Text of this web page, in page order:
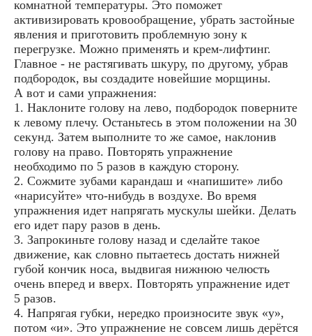
комнатной температуры. Это поможет
активизировать кровообращение, убрать застойные
явления и приготовить проблемную зону к
перегрузке. Можно применять и крем-лифтинг.
Главное - не растягивать шкуру, по другому, убрав
подбородок, вы создадите новейшие морщины.
А вот и сами упражнения:
1. Наклоните голову на лево, подбородок поверните
к левому плечу. Останьтесь в этом положении на 30
секунд. Затем выполните то же самое, наклонив
голову на право. Повторять упражнение
необходимо по 5 разов в каждую сторону.
2. Сожмите зубами карандаш и «напишите» либо
«нарисуйте» что-нибудь в воздухе. Во время
упражнения идет напрягать мускулы шейки. Делать
его идет пару разов в день.
3. Запрокиньте голову назад и сделайте такое
движение, как словно пытаетесь достать нижней
губой кончик носа, выдвигая нижнюю челюсть
очень вперед и вверх. Повторять упражнение идет
5 разов.
4. Напрягая губки, нередко произносите звук «у»,
потом «и». Это упражнение не совсем лишь дерётся